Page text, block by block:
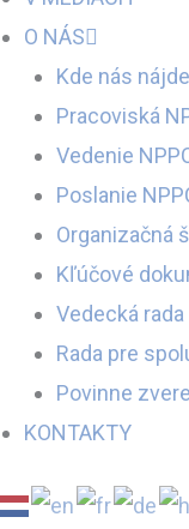
O NÁS
Kde nás
Pracoviská
Vedenie
Poslanie
Organizačná
Kľúčové
Vedecká rada
Rada pre
Povinne
KONTAKTY